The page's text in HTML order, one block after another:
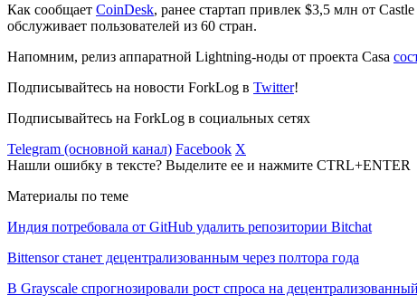
Как сообщает CoinDesk, ранее стартап привлек $3,5 млн от
обслуживает пользователей из 60 стран.
Напомним, релиз аппаратной Lightning-ноды от проекта Casa
Подписывайтесь на новости ForkLog в Twitter!
Подписывайтесь на ForkLog в социальных сетях
Telegram (основной канал) Facebook X
Нашли ошибку в тексте? Выделите ее и нажмите CTRL+ENTER
Материалы по теме
Индия потребовала от GitHub удалить репозитории Bitchat
Bittensor станет децентрализованным через полтора года
В Grayscale спрогнозировали рост спроса на